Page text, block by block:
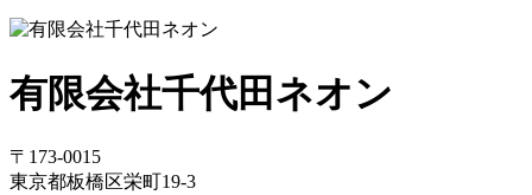
有限会社千代田ネオン
〒173-0015
東京都板橋区栄町19-3